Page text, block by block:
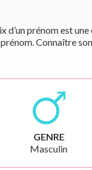
d’un prénom est
Connaître
GENRE
Masculin